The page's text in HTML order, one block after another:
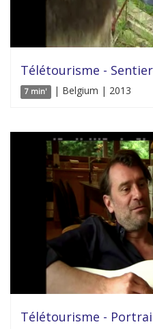
Télétourisme -
7 min' | Belgium | 2013
Télétourisme -